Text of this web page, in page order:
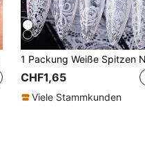
CHF1,65
Viele Stammkunden